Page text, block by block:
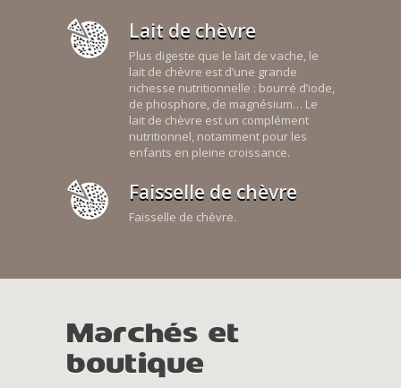
Lait de chèvre
Plus digeste que le lait de vache, le
lait de chèvre est d’une grande
richesse nutritionnelle : bourré d’iode,
de phosphore, de magnésium… Le
lait de chèvre est un complément
nutritionnel, notamment pour les
enfants en pleine croissance.
Faisselle de chèvre
Faisselle de chèvre.
Marchés et
boutique